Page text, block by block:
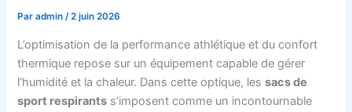
Paradmin/2 juin 2026
L’optimisation de la performance athlétique et du confort
thermique repose sur un équipement capable de gérer
l’humidité et la chaleur. Dans cette optique, lessacs de
sport respirants s’imposent comme un incontournable